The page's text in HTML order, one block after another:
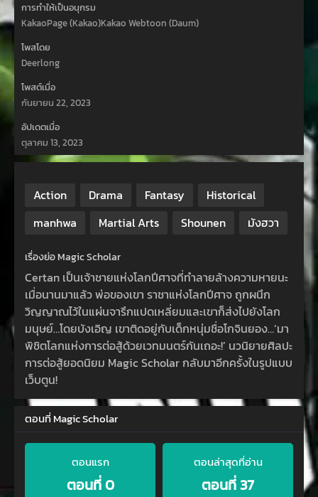
การทำให้เป็นอนุกรม
KakaoPage (Kakao)Kakao Webtoon (Daum)
โพสโดย
Deerlong
โพสต์เมื่อ
กันยายน 22, 2023
อัปเดตเมื่อ
ตุลาคม 13, 2023
Action Drama Fantasy
Historical
manhwa
Martial Arts Shounen มังฮวา
เรื่องย่อ Magic Scholar
Certan เป็นเจ้าชายแห่งโลกปีศาจที่ทำลายล้างความหายนะ
เมื่อนานมาแล้ว พ่อของเขา ราชาแห่งโลกปีศาจ ถูกผนึก
วิญญาณไว้ในแผ่นจารึกแปดเหลี่ยมและเขาก็ส่งไปยังโลก
มนุษย์…โดยบังเอิญ เขาติดอยู่กับเด็กหนุ่มชื่อโกจินยอง…’มา
พิชิตโลกแห่งการต่อสู้ด้วยเวทมนตร์กันเถอะ!’ นวนิยายศิลปะ
การต่อสู้ยอดนิยม Magic Scholar กลับมาอีกครั้งในรูปแบบ
เว็บตูน!
ตอนที่ Magic Scholar
ตอนแรก
ตอนที่ 0
ตอนล่าสุดที่อ่าน
ตอนที่ 37